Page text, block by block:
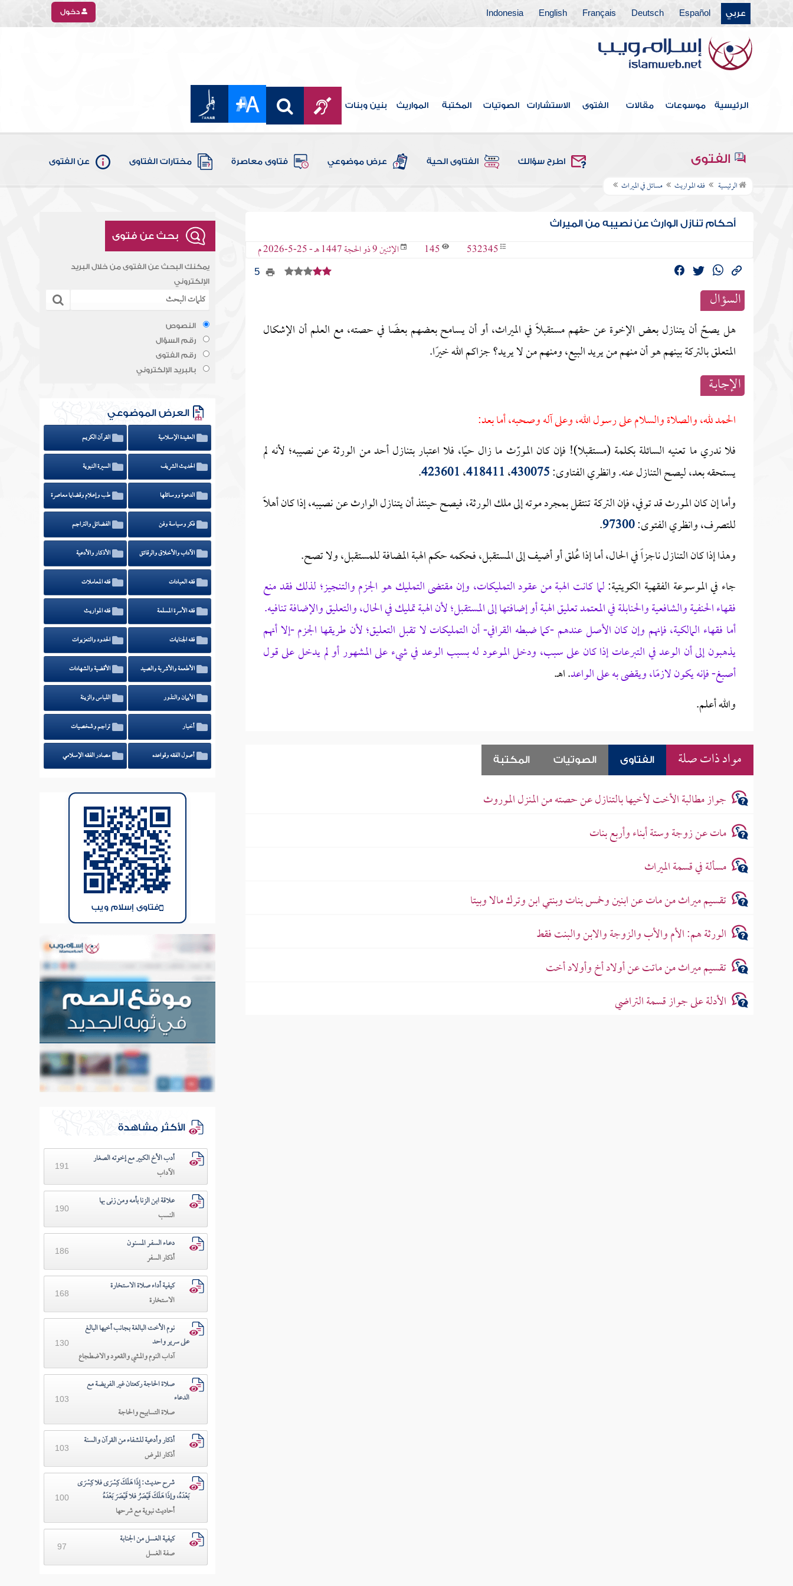
عربي Español
Deutsch
Français
English
Indonesia دخول
الرئيسية موسوعات مقالات الفتوى الاستشارات الصوتيات المكتبة المواريث بنين وبنات
الفتوى اطرح سؤالك الفتاوى الحية عرض موضوعي فتاوى معاصرة مختارات الفتاوى عن الفتوى
الرئيسية فقه المواريث مسائل في الميراث
أحكام تنازل الوارث عن نصيبه من الميراث
532345
145 الإثنين 9 ذو الحجة 1447 هـ - 25-5-2026 م
5
السؤال
هل يصحّ أن يتنازل بعض الإخوة عن حقهم مستقبلًا في الميراث، أو أن يسامح بعضهم بعضًا في حصته، مع العلم أن الإشكال
المتعلق بالتركة بينهم هو أن منهم من يريد البيع، ومنهم من لا يريد؟ جزاكم الله خيرًا.
الإجابــة
الحمد لله، والصلاة والسلام على رسول الله، وعلى آله وصحبه، أما بعد:
فلا ندري ما تعنيه السائلة بكلمة (مستقبلا)! فإن كان المورّث ما زال حيًا، فلا اعتبار بتنازل أحد من الورثة عن نصيبه؛ لأنه لم
يستحقه بعد، ليصح التنازل عنه. وانظري الفتاوى:430075،418411،423601
.
وأما إن كان المورث قد توفي، فإن التركة تنتقل بمجرد موته إلى ملك الورثة، فيصح حينئذ أن يتنازل الوارث عن نصيبه، إذا كان أهلاً
للتصرف، وانظري الفتوى:97300
.
وهذا إذا كان التنازل ناجزاً في الحال، أما إذا عُلق أو أضيف إلى المستقبل، فحكمه حكم الهبة المضافة للمستقبل، ولا تصح.
جاء في الموسوعة الفقهية الكويتية:لما كانت الهبة من عقود التمليكات، وإن مقتضى التمليك هو الجزم والتنجيز؛ لذلك فقد منع
فقهاء الحنفية والشافعية والحنابلة في المعتمد تعليق الهبة أو إضافتها إلى المستقبل؛ لأن الهبة تمليك في الحال، والتعليق والإضافة تنافيه.
أما فقهاء المالكية، فإنهم وإن كان الأصل عندهم -كما ضبطه القرافي- أن التمليكات لا تقبل التعليق؛ لأن طريقها الجزم -إلا أنهم
يذهبون إلى أن الوعد في التبرعات إذا كان على سبب، ودخل الموعود له بسبب الوعد في شيء على المشهور أو لم يدخل على قول
أصبغ- فإنه يكون لازمًا، ويقضى به على الواعد. اهـ.
والله أعلم.
مواد ذات صلة الفتاوى الصوتيات المكتبة
جواز مطالبة الأخت لأخيها بالتنازل عن حصته من المنزل الموروث
مات عن زوجة وستة أبناء وأربع بنات
مسألة في قسمة الميراث
تقسيم ميراث من مات عن ابنين وخمس بنات وبنتي ابن وترك مالا وبيتا
الورثة هم: الأم والأب والزوجة والابن والبنت فقط
تقسيم ميراث من ماتت عن أولاد أخ وأولاد أخت
الأدلة على جواز قسمة التراضي
بحث عن فتوى
يمكنك البحث عن الفتوى من خلال البريد
الإلكتروني
النصوص
رقم السؤال
رقم الفتوى
بالبريد الإلكتروني
العرض الموضوعي
العقيدة الإسلامية القرآن الكريم
الحديث الشريف السيرة النبوية
الدعوة ووسائلها طب وإعلام وقضايا معاصرة
فكر وسياسة وفن الفضائل والتراجم
الآداب والأخلاق والرقائق الأذكار والأدعية
فقه العبادات فقه المعاملات
فقه الأسرة المسلمة فقه المواريث
فقه الجنايات الحدود والتعزيرات
الأطعمة والأشربة والصيد الأقضية والشهادات
الأيمان والنذور اللباس والزينة
أخبار تراجم وشخصيات
أصول الفقه وقواعده مصادر الفقه الإسلامي
فتاوى إسلام ويب
الأكثر مشاهدة
أدب الأخ الكبير مع إخوته الصغار
الآداب
191
علاقة ابن الزنا بأمه ومن زنى بها
النسب
190
دعـاء السفـر المسنون
أذكار السفر
186
كيفية أداء صلاة الاستخارة
الاستخارة
168
نوم الأخت البالغة بجانب أخيها البالغ
على سرير واحد
آداب النوم والمشي والقعود والاضطجاع
130
صلاة الحاجة ركعتان غير الفريضة مع
الدعاء
صلاة التسابيح والحاجة
103
أذكار وأدعية للشفاء من القرآن والسنة
أذكار المرض
103
شرح حديث: إِذَا هَلَكَ كِسْرَى فلا كِسْرَى
بَعْدَهُ، وإذَا هَلَكَ قَيْصَرُ فلا قَيْصَرَ بَعْدَهُ
أحاديث نبوية مع شرحها
100
كيفية الغسل من الجنابة
صفة الغسل
97